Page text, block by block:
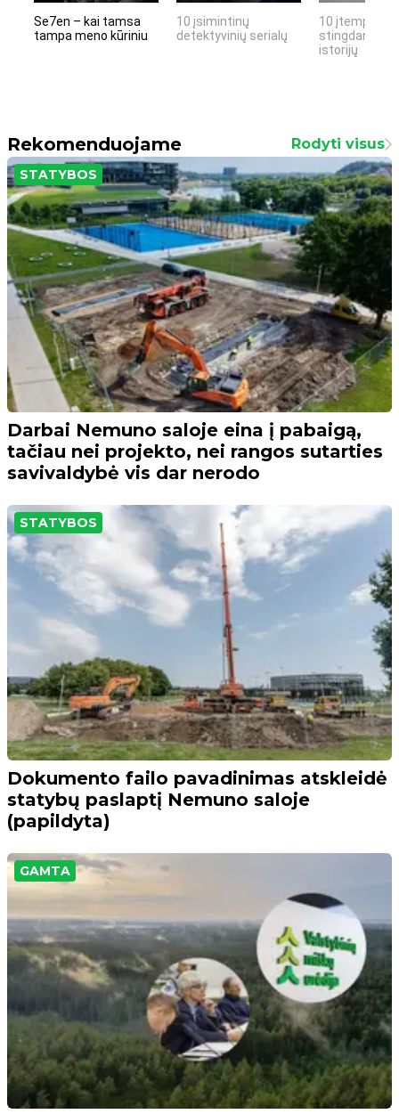
Se7en – kai tamsa
tampa meno kūriniu
10 įsimintinų
detektyvinių serialų
10 įtemptų,
stingdančių
istorijų
Rekomenduojame Rodyti visus
STATYBOS
Darbai Nemuno saloje eina į pabaigą,
tačiau nei projekto, nei rangos sutarties
savivaldybė vis dar nerodo
STATYBOS
Dokumento failo pavadinimas atskleidė
statybų paslaptį Nemuno saloje
(papildyta)
GAMTA